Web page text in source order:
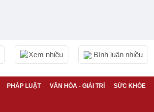
Xem nhiều Bình luận nhiều
PHÁP LUẬT VĂN HÓA - GIẢI TRÍ SỨC KHỎE